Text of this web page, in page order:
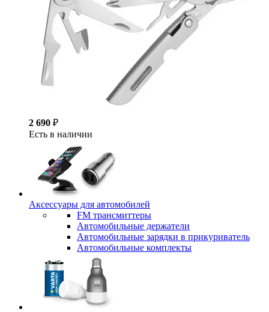
2 690 ₽
Есть в наличии
Аксессуары для автомобилей
FM трансмиттеры
Автомобильные держатели
Автомобильные зарядки в прикуриватель
Автомобильные комплекты